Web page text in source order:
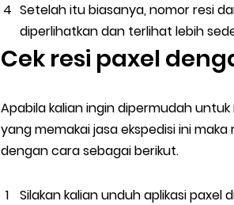
Setelah itu biasanya, nomor resi
diperlihatkan dan terlihat lebih
Cek resi paxel
Apabila kalian ingin dipermudah
yang memakai jasa ekspedisi ini
dengan cara sebagai berikut.
Silakan kalian unduh aplikasi paxel